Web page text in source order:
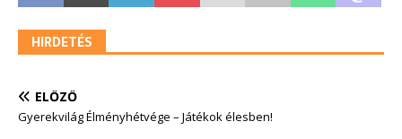
HIRDETÉS
ELŐZŐ
Gyerekvilág Élményhétvége – Játékok élesben!